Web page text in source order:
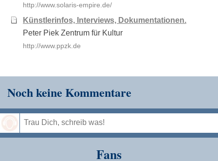
http://www.solaris-empire.de/
Künstlerinfos, Interviews, Dokumentationen.
Peter Piek Zentrum für Kultur
http://www.ppzk.de
Noch keine Kommentare
Fans